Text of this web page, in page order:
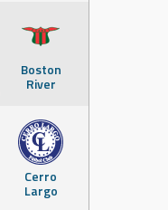
Boston
River
Cerro
Largo